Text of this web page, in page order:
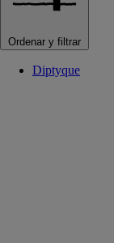
Ordenar y filtrar
Diptyque